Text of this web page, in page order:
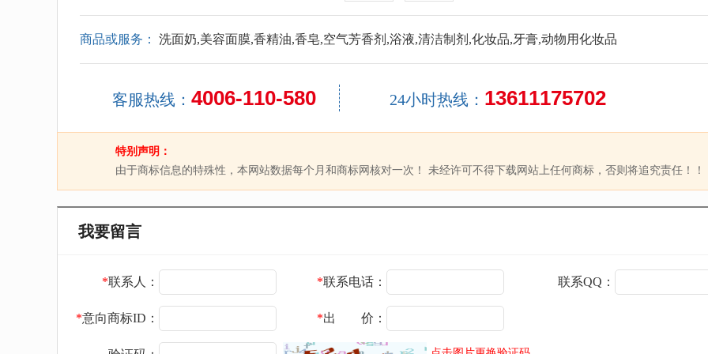
商品或服务： 洗面奶,美容面膜,香精油,香皂,空气芳香剂,浴液,清洁制剂,化妆品,牙膏,动物用化妆品
客服热线： 4006-110-580 24小时热线： 13611175702
特别声明：
由于商标信息的特殊性，本网站数据每个月和商标网核对一次！ 未经许可不得下载网站上任何商标，否则将追究责任！！
我要留言
*联系人： *联系电话： 联系QQ：
*意向商标ID： *出 价：